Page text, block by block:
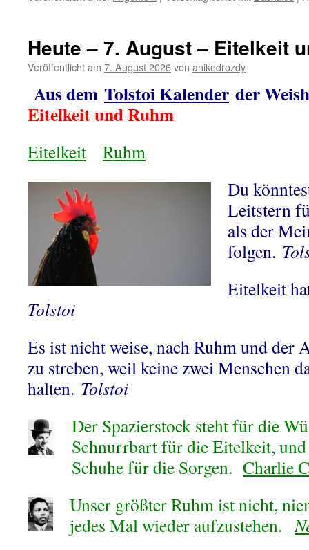
Heute – 7. August – Eitelkeit
Veröffentlicht am 7. August 2026von anikodrozdy
Aus dem Tolstoi Kalender der
Eitelkeit und Ruhm
Eitelkeit
Ruhm
Du
Leitstern
als der
folgen.
Eitelkeit
Tolstoi
Es ist nicht weise, nach Ruhm und der
zu streben, weil keine zwei Menschen
halten. Tolstoi
Der Spazierstock steht für die
Schnurrbart für die Eitelkeit, und
Schuhe für die Sorgen. Charlie
Unser größter Ruhm ist nicht,
jedes Mal wieder aufzustehen.